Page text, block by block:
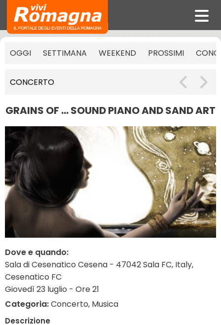
OGGI SETTIMANA WEEKEND PROSSIMI
CONCERTO
GRAINS OF … SOUND PIANO AND SAND ART
Dove e quando:
Sala di Cesenatico Cesena - 47042 Sala FC, Italy,
Cesenatico FC
Giovedì 23 luglio - Ore 21
Categoria:Concerto, Musica
Descrizione